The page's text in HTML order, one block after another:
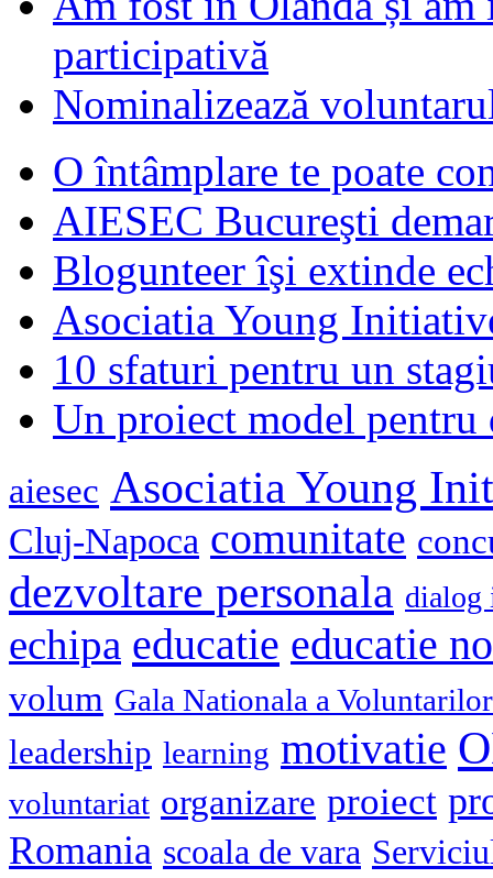
participativă
Nominalizează
O întâmplare te poate
AIESEC Bucureşti
Blogunteer îşi extinde
Asociatia Young
10 sfaturi pentru un
Un proiect model
aiesec Asociatia Young
Cluj-Napoca comunitate
dezvoltare personala dialog
echipa educatie educatie
volum Gala Nationala a Voluntarilor
leadership learning motivatie
voluntariat organizare proiect
Romania scoala de vara